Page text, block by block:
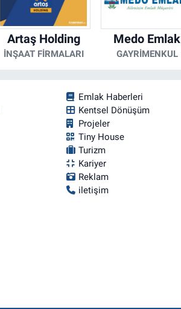
Artaş Holding
İNŞAAT FIRMALARI
Medo Emlak
GAYRIMENKUL
Emlak Haberleri
Kentsel Dönüşüm
Projeler
Tiny House
Turizm
Kariyer
Reklam
iletişim